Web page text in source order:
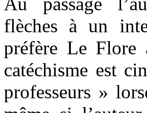
flèches à un
préfère Le
catéchisme est
professeurs »